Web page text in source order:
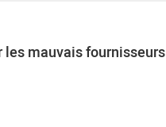
mauvais fournisseurs